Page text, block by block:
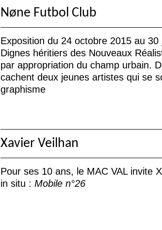
Nøne Futbol Club
Exposition du 24 octobre 2015 au 30
Dignes héritiers des Nouveaux
par appropriation du champ urbain.
cachent deux jeunes artistes qui se
graphisme
Xavier Veilhan
Pour ses 10 ans, le MAC VALinvite
in situ : Mobile n°26